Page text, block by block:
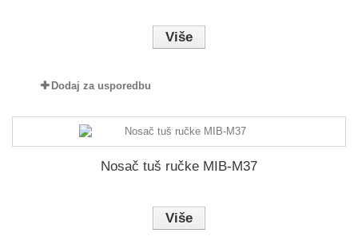
Više
Dodaj za usporedbu
Nosač tuš ručke MIB-M37
Više